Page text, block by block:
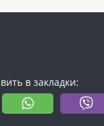
в закладки: